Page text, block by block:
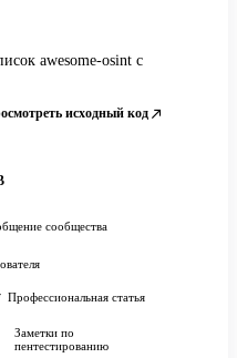
awesome-osint с
исходный код
сообщества
Профессиональная статья
Заметки по
пентестированию